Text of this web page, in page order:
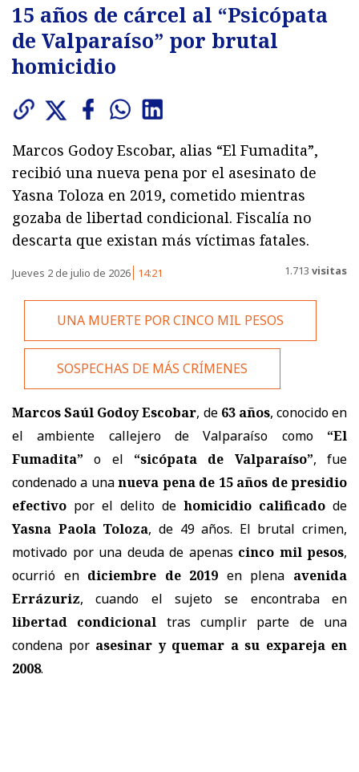
15 años de cárcel al “Psicópata
de Valparaíso” por brutal
homicidio
Marcos Godoy Escobar, alias “El Fumadita”,
recibió una nueva pena por el asesinato de
Yasna Toloza en 2019, cometido mientras
gozaba de libertad condicional. Fiscalía no
descarta que existan más víctimas fatales.
Jueves 2 de julio de 2026 14:21 1.713 visitas
UNA MUERTE POR CINCO MIL PESOS
SOSPECHAS DE MÁS CRÍMENES
Marcos Saúl Godoy Escobar, de 63 años, conocido en
el ambiente callejero de Valparaíso como “El
Fumadita” o el “sicópata de Valparaíso”, fue
condenado a unanueva pena de 15 años de presidio
efectivo por el delito de homicidio calificado de
Yasna Paola Toloza, de 49 años. El brutal crimen,
motivado por una deuda de apenas cinco mil pesos,
ocurrió en diciembre de 2019 en plena avenida
Errázuriz, cuando el sujeto se encontraba en
libertad condicional tras cumplir parte de una
condena por asesinar y quemar a su expareja en
2008.